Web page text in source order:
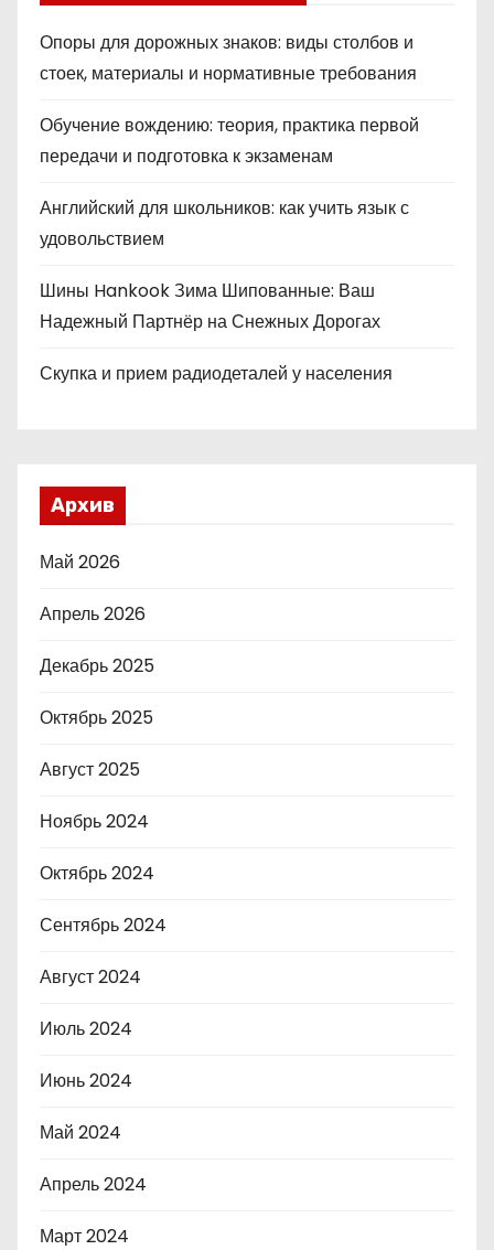
Опоры для дорожных знаков: виды столбов и
стоек, материалы и нормативные требования
Обучение вождению: теория, практика первой
передачи и подготовка к экзаменам
Английский для школьников: как учить язык с
удовольствием
Шины Hankook Зима Шипованные: Ваш
Надежный Партнёр на Снежных Дорогах
Скупка и прием радиодеталей у населения
Архив
Май 2026
Апрель 2026
Декабрь 2025
Октябрь 2025
Август 2025
Ноябрь 2024
Октябрь 2024
Сентябрь 2024
Август 2024
Июль 2024
Июнь 2024
Май 2024
Апрель 2024
Март 2024